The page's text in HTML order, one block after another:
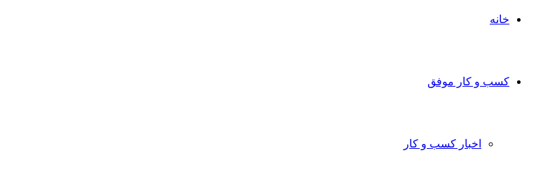
خانه
کسب و کار موفق
اخبار کسب و کار